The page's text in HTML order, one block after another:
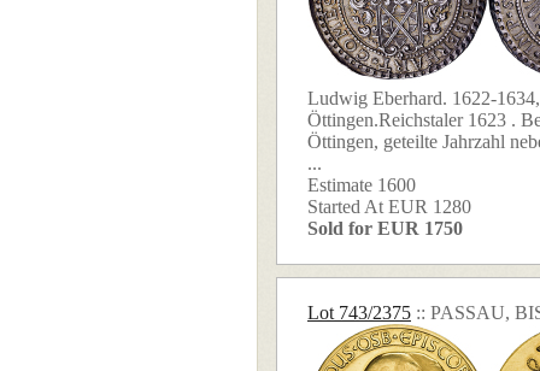
Ludwig Eberhard. 1622-1634,
Öttingen.Reichstaler 1623 .
Öttingen, geteilte Jahrzahl
...
Estimate 1600
Started At EUR 1280
Sold for EUR 1750
Lot 743/2375 :: PASSAU,